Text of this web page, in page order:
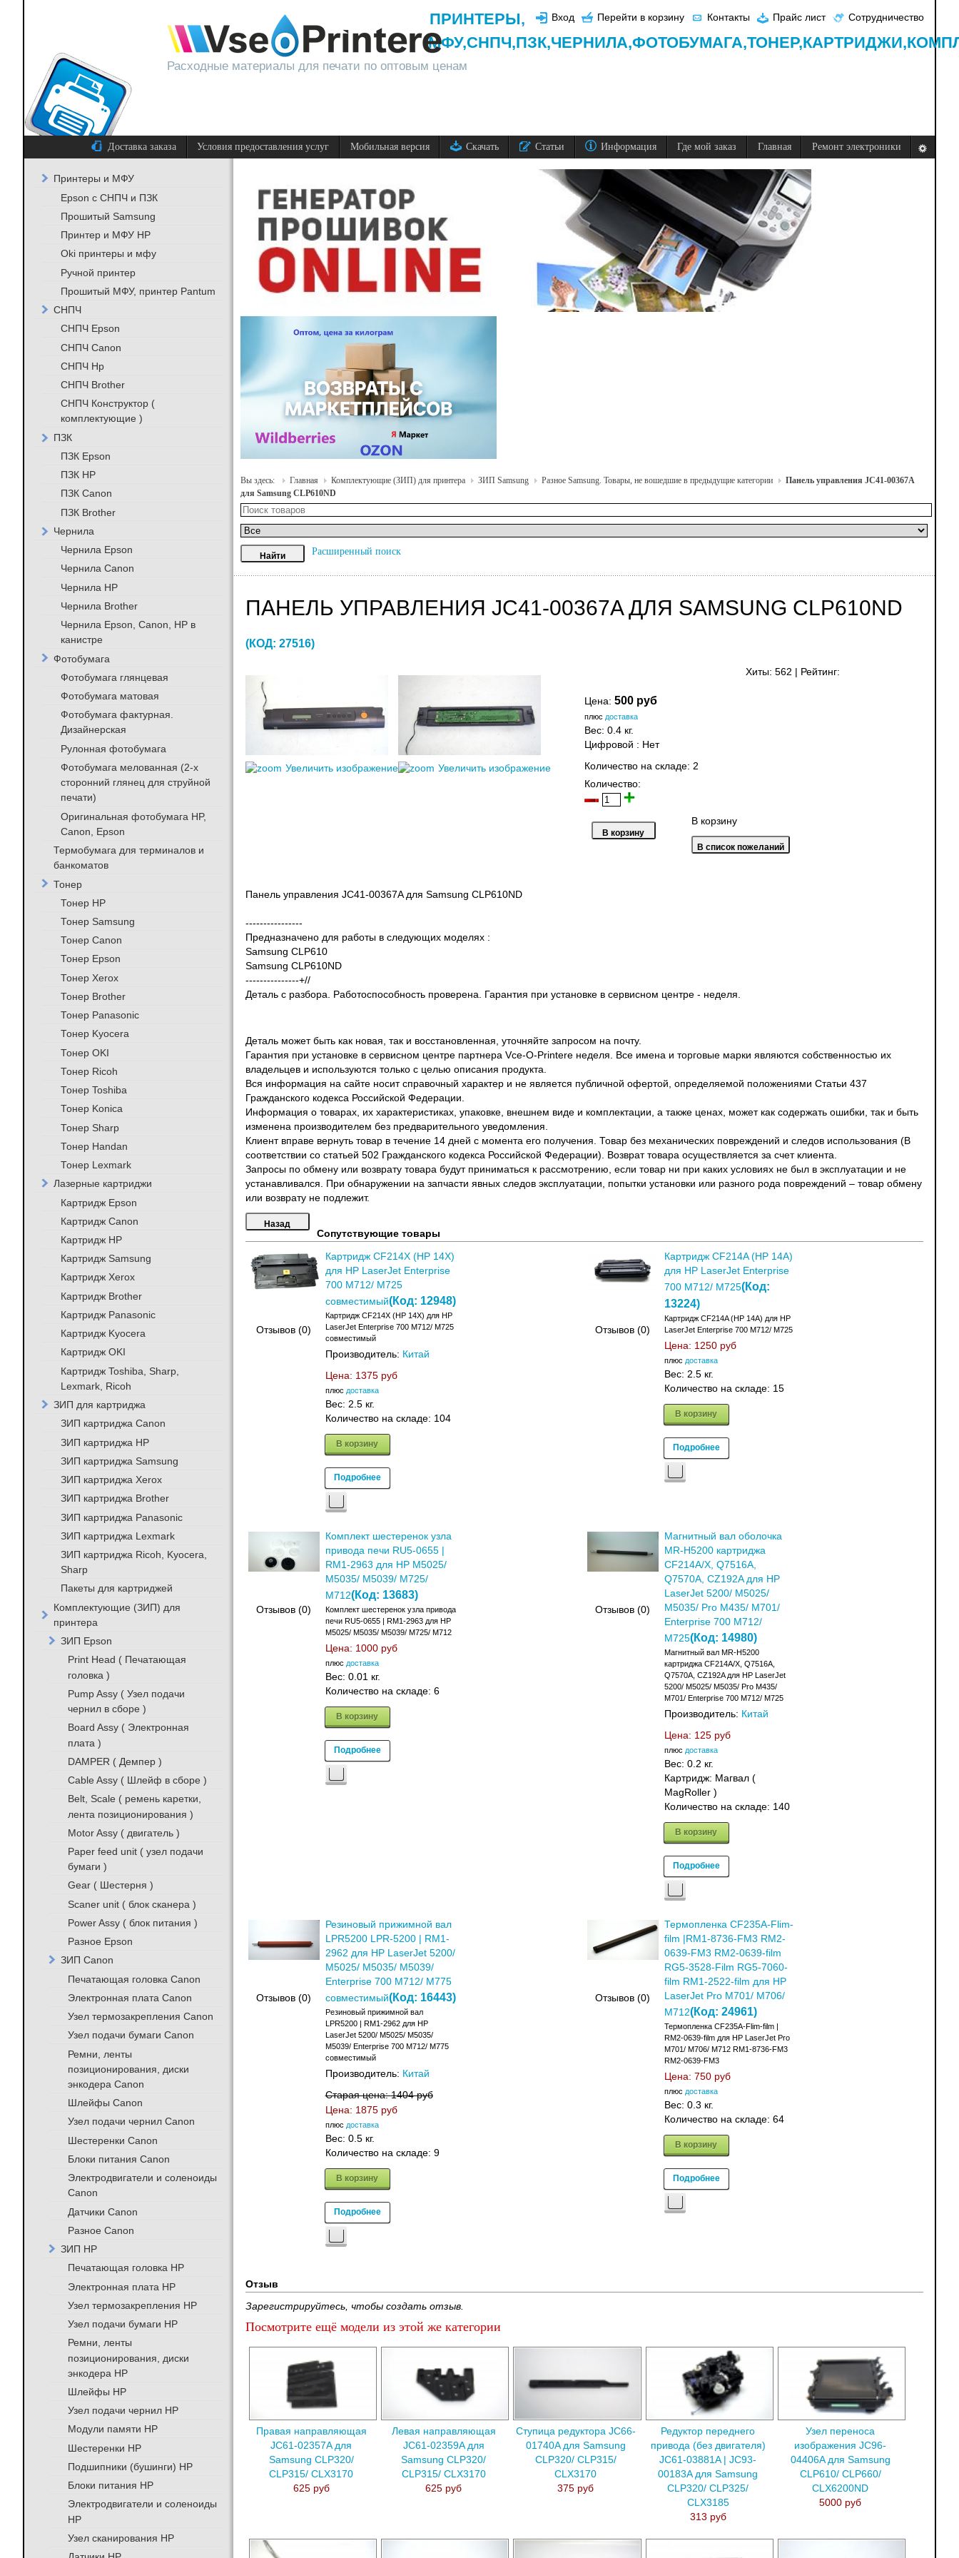
Расходные материалы для печати по оптовым ценам
Вход Перейти в корзину Контакты Прайс лист Сотрудничество
ПРИНТЕРЫ,
МФУ,СНПЧ,ПЗК,ЧЕРНИЛА,ФОТОБУМАГА,ТОНЕР,КАРТРИДЖИ,
Доставка заказа Условия предоставления услуг Мобильная версия Скачать Статьи Информация Где мой заказ Главная Ремонт электроники
Вы здесь: Главная Комплектующие (ЗИП) для принтера ЗИП Samsung Разное Samsung. Товары, не вошедшие в предыдущие категории
Панель управления JC41-00367A
для Samsung CLP610ND
Расширенный поиск
ПАНЕЛЬ УПРАВЛЕНИЯ JC41-00367A ДЛЯ SAMSUNG CLP610ND
(КОД: 27516)
Хиты: 562 Рейтинг:
Увеличить изображение Увеличить изображение
Цена: 500 руб
плюс доставка
Вес: 0.4 кг.
Цифровой : Нет
Количество на складе: 2
Количество:
В корзину
Панель управления JC41-00367A для Samsung CLP610ND
----------------
Предназначено для работы в следующих моделях :
Samsung CLP610
Samsung CLP610ND
---------------+//
Деталь с разбора. Работоспособность проверена. Гарантия при установке в сервисном центре - неделя.
Деталь может быть как новая, так и восстановленная, уточняйте запросом на почту.
Гарантия при установке в сервисном центре партнера Vce-O-Printere неделя. Все имена и торговые марки являются собственностью их
владельцев и используются только с целью описания продукта.
Вся информация на сайте носит справочный характер и не является публичной офертой, определяемой положениями Статьи 437
Гражданского кодекса Российской Федерации.
Информация о товарах, их характеристиках, упаковке, внешнем виде и комплектации, а также ценах, может как содержать ошибки, так и быть
изменена производителем без предварительного уведомления.
Клиент вправе вернуть товар в течение 14 дней с момента его получения. Товар без механических повреждений и следов использования (В
соответствии со статьей 502 Гражданского кодекса Российской Федерации). Возврат товара осуществляется за счет клиента.
Запросы по обмену или возврату товара будут приниматься к рассмотрению, если товар ни при каких условиях не был в эксплуатации и не
устанавливался. При обнаружении на запчасти явных следов эксплуатации, попытки установки или разного рода повреждений – товар обмену
или возврату не подлежит.
Сопутствующие товары
Отзывов (0)
Картридж CF214X (HP 14X)
для HP LaserJet Enterprise
700 M712/ M725
совместимый(Код: 12948)
Картридж CF214X (HP 14X) для HP
LaserJet Enterprise 700 M712/ M725
совместимый
Производитель: Китай
Цена: 1375 руб
плюс доставка
Вес: 2.5 кг.
Количество на складе: 104
В корзину
Подробнее
Отзывов (0)
Картридж CF214A (HP 14A)
для HP LaserJet Enterprise
700 M712/ M725(Код:
13224)
Картридж CF214A (HP 14A) для HP
LaserJet Enterprise 700 M712/ M725
Цена: 1250 руб
плюс доставка
Вес: 2.5 кг.
Количество на складе: 15
В корзину
Подробнее
Отзывов (0)
Комплект шестеренок узла
привода печи RU5-0655 |
RM1-2963 для HP M5025/
M5035/ M5039/ M725/
M712(Код: 13683)
Комплект шестеренок узла привода
печи RU5-0655 | RM1-2963 для HP
M5025/ M5035/ M5039/ M725/ M712
Цена: 1000 руб
плюс доставка
Вес: 0.01 кг.
Количество на складе: 6
В корзину
Подробнее
Отзывов (0)
Магнитный вал оболочка
MR-H5200 картриджа
CF214A/X, Q7516A,
Q7570A, CZ192A для HP
LaserJet 5200/ M5025/
M5035/ Pro M435/ M701/
Enterprise 700 M712/
M725(Код: 14980)
Магнитный вал MR-H5200
картриджа CF214A/X, Q7516A,
Q7570A, CZ192A для HP LaserJet
5200/ M5025/ M5035/ Pro M435/
M701/ Enterprise 700 M712/ M725
Производитель: Китай
Цена: 125 руб
плюс доставка
Вес: 0.2 кг.
Картридж: Магвал (
MagRoller )
Количество на складе: 140
В корзину
Подробнее
Отзывов (0)
Резиновый прижимной вал
LPR5200 LPR-5200 | RM1-
2962 для HP LaserJet 5200/
M5025/ M5035/ M5039/
Enterprise 700 M712/ M775
совместимый(Код: 16443)
Резиновый прижимной вал
LPR5200 | RM1-2962 для HP
LaserJet 5200/ M5025/ M5035/
M5039/ Enterprise 700 M712/ M775
совместимый
Производитель: Китай
Старая цена:1404 руб
Цена: 1875 руб
плюс доставка
Вес: 0.5 кг.
Количество на складе: 9
В корзину
Подробнее
Отзывов (0)
Термопленка CF235A-Flim-
film |RM1-8736-FM3 RM2-
0639-FM3 RM2-0639-film
RG5-3528-Film RG5-7060-
film RM1-2522-film для HP
LaserJet Pro M701/ M706/
M712(Код: 24961)
Термопленка CF235A-Flim-film |
RM2-0639-film для HP LaserJet Pro
M701/ M706/ M712 RM1-8736-FM3
RM2-0639-FM3
Цена: 750 руб
плюс доставка
Вес: 0.3 кг.
Количество на складе: 64
В корзину
Подробнее
Отзыв
Зарегистрируйтесь, чтобы создать отзыв.
Посмотрите ещё модели из этой же категории
Правая направляющая
JC61-02357A для
Samsung CLP320/
CLP315/ CLX3170
625 руб
Левая направляющая
JC61-02359A для
Samsung CLP320/
CLP315/ CLX3170
625 руб
Ступица редуктора JC66-
01740A для Samsung
CLP320/ CLP315/
CLX3170
375 руб
Редуктор переднего
привода (без двигателя)
JC61-03881A | JC93-
00183A для Samsung
CLP320/ CLP325/
CLX3185
313 руб
Узел переноса
изображения JC96-
04406A для Samsung
CLP610/ CLP660/
CLX6200ND
5000 руб
Принтеры и МФУ
Epson с СНПЧ и ПЗК
Прошитый Samsung
Принтер и МФУ HP
Oki принтеры и мфу
Ручной принтер
Прошитый МФУ, принтер Pantum
СНПЧ
СНПЧ Epson
СНПЧ Canon
СНПЧ Hp
СНПЧ Brother
СНПЧ Конструктор (
комплектующие )
ПЗК
ПЗК Epson
ПЗК HP
ПЗК Canon
ПЗК Brother
Чернила
Чернила Epson
Чернила Canon
Чернила HP
Чернила Brother
Чернила Epson, Canon, HP в
канистре
Фотобумага
Фотобумага глянцевая
Фотобумага матовая
Фотобумага фактурная.
Дизайнерская
Рулонная фотобумага
Фотобумага мелованная (2-х
сторонний глянец для струйной
печати)
Оригинальная фотобумага HP,
Canon, Epson
Термобумага для терминалов и
банкоматов
Тонер
Тонер HP
Тонер Samsung
Тонер Canon
Тонер Epson
Тонер Xerox
Тонер Brother
Тонер Panasonic
Тонер Kyocera
Тонер OKI
Тонер Ricoh
Тонер Toshiba
Тонер Konica
Тонер Sharp
Тонер Handan
Тонер Lexmark
Лазерные картриджи
Картридж Epson
Картридж Canon
Картридж HP
Картридж Samsung
Картридж Xerox
Картридж Brother
Картридж Panasonic
Картридж Kyocera
Картридж OKI
Картридж Toshiba, Sharp,
Lexmark, Ricoh
ЗИП для картриджа
ЗИП картриджа Canon
ЗИП картриджа HP
ЗИП картриджа Samsung
ЗИП картриджа Xerox
ЗИП картриджа Brother
ЗИП картриджа Panasonic
ЗИП картриджа Lexmark
ЗИП картриджа Ricoh, Kyocera,
Sharp
Пакеты для картриджей
Комплектующие (ЗИП) для
принтера
ЗИП Epson
Print Head ( Печатающая
головка )
Pump Assy ( Узел подачи
чернил в сборе )
Board Assy ( Электронная
плата )
DAMPER ( Демпер )
Cable Assy ( Шлейф в сборе )
Belt, Scale ( ремень каретки,
лента позиционирования )
Motor Assy ( двигатель )
Paper feed unit ( узел подачи
бумаги )
Gear ( Шестерня )
Scaner unit ( блок сканера )
Power Assy ( блок питания )
Разное Epson
ЗИП Canon
Печатающая головка Canon
Электронная плата Canon
Узел термозакрепления Canon
Узел подачи бумаги Canon
Ремни, ленты
позиционирования, диски
энкодера Canon
Шлейфы Canon
Узел подачи чернил Canon
Шестеренки Canon
Блоки питания Canon
Электродвигатели и соленоиды
Canon
Датчики Canon
Разное Canon
ЗИП HP
Печатающая головка HP
Электронная плата HP
Узел термозакрепления HP
Узел подачи бумаги HP
Ремни, ленты
позиционирования, диски
энкодера HP
Шлейфы HP
Узел подачи чернил HP
Модули памяти HP
Шестеренки HP
Подшипники (бушинги) HP
Блоки питания HP
Электродвигатели и соленоиды
HP
Узел сканирования HP